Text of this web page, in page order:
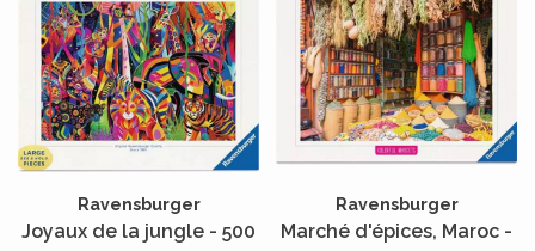
Ravensburger
Joyaux de la jungle - 500
Ravensburger
Marché d'épices, Maroc -